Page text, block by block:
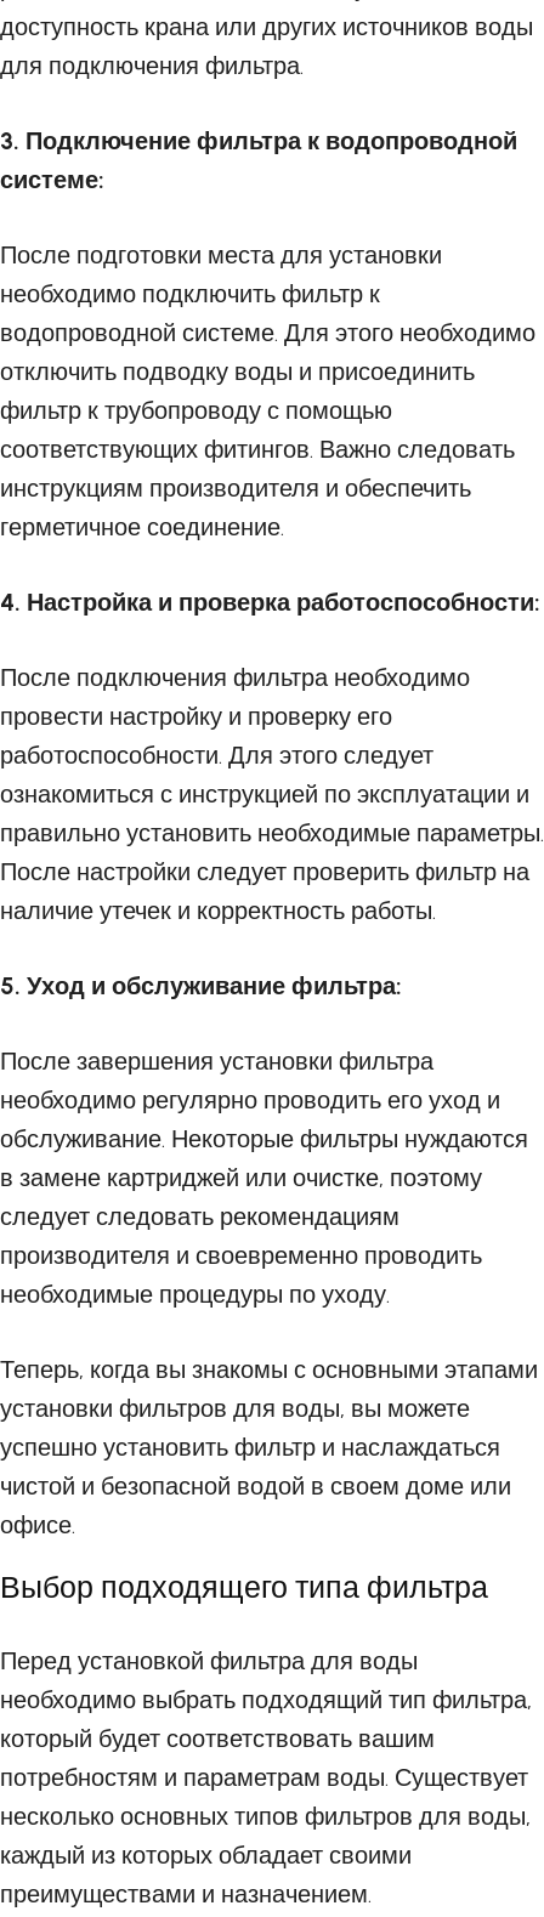
доступность крана или других источников воды
для подключения фильтра.
3. Подключение фильтра к водопроводной
системе:
После подготовки места для установки
необходимо подключить фильтр к
водопроводной системе. Для этого необходимо
отключить подводку воды и присоединить
фильтр к трубопроводу с помощью
соответствующих фитингов. Важно следовать
инструкциям производителя и обеспечить
герметичное соединение.
4. Настройка и проверка работоспособности:
После подключения фильтра необходимо
провести настройку и проверку его
работоспособности. Для этого следует
ознакомиться с инструкцией по эксплуатации и
правильно установить необходимые параметры.
После настройки следует проверить фильтр на
наличие утечек и корректность работы.
5. Уход и обслуживание фильтра:
После завершения установки фильтра
необходимо регулярно проводить его уход и
обслуживание. Некоторые фильтры нуждаются
в замене картриджей или очистке, поэтому
следует следовать рекомендациям
производителя и своевременно проводить
необходимые процедуры по уходу.
Теперь, когда вы знакомы с основными этапами
установки фильтров для воды, вы можете
успешно установить фильтр и наслаждаться
чистой и безопасной водой в своем доме или
офисе.
Выбор подходящего типа фильтра
Перед установкой фильтра для воды
необходимо выбрать подходящий тип фильтра,
который будет соответствовать вашим
потребностям и параметрам воды. Существует
несколько основных типов фильтров для воды,
каждый из которых обладает своими
преимуществами и назначением.